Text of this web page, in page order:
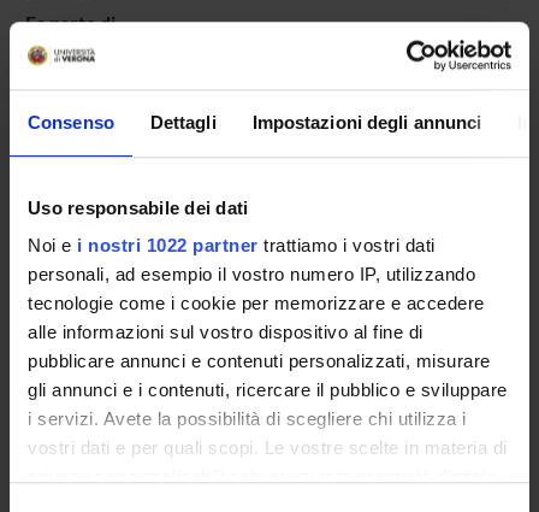
Consenso Dettagli Impostazioni degli annunci
Uso responsabile dei dati
Noi e i nostri 1022 partner trattiamo i vostri dati
personali, ad esempio il vostro numero IP, utilizzando
tecnologie come i cookie per memorizzare e accedere
alle informazioni sul vostro dispositivo al fine di
pubblicare annunci e contenuti personalizzati, misurare
gli annunci e i contenuti, ricercare il pubblico e sviluppare
i servizi. Avete la possibilità di scegliere chi utilizza i
vostri dati e per quali scopi. Le vostre scelte in materia di
Fa parte di
Diffusioni - L'Università incontra la città, ciclo di incontri
Categoria prevalente
di iniziative di valorizzazione, consultazione e condivisione
della ricerca
Sustainable Development Goals - SDGs
Questa iniziativa contribuisce al perseguimento degli
Obiettivi di Sviluppo Sostenibile dell'Agenda 2030
dell'ONU.
Maggiori informazioni su www.univr.it/sostenibilita